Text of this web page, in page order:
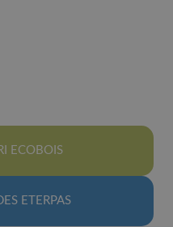
ECOBOIS
ETERPAS